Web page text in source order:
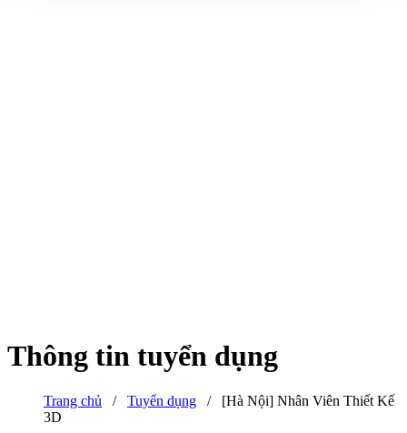
Thông tin tuyển dụng
Trang chủ / Tuyển dụng / [Hà Nội] Nhân Viên Thiết Kế
3D